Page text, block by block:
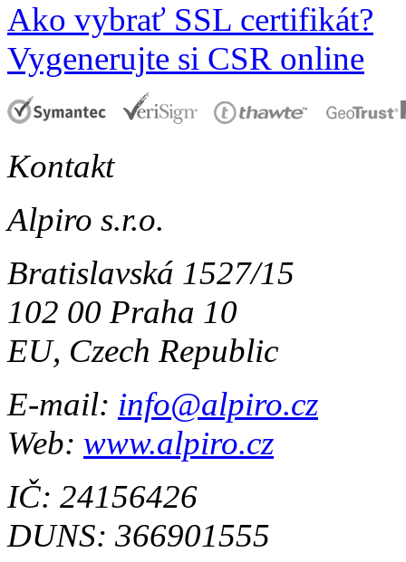
Ako vybrať SSL certifikát?
Vygenerujte si CSR online
Kontakt
Alpiro s.r.o.
Bratislavská 1527/15
102 00 Praha 10
EU, Czech Republic
E-mail: info@alpiro.cz
Web: www.alpiro.cz
IČ: 24156426
DUNS: 366901555